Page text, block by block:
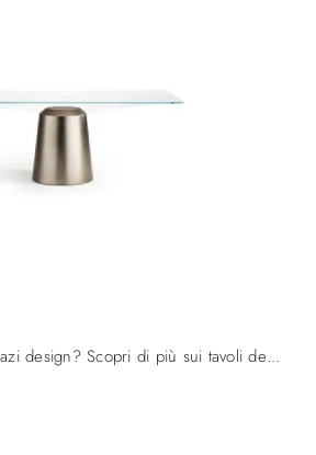
Vuoi impreziosire spazi design? Scopri di più sui tavoli design fissi: il modello da pranzo Spike ti aspetta.